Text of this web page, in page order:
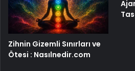
Zihnin Gizemli Sınırları ve
Ötesi : Nasılnedir.com